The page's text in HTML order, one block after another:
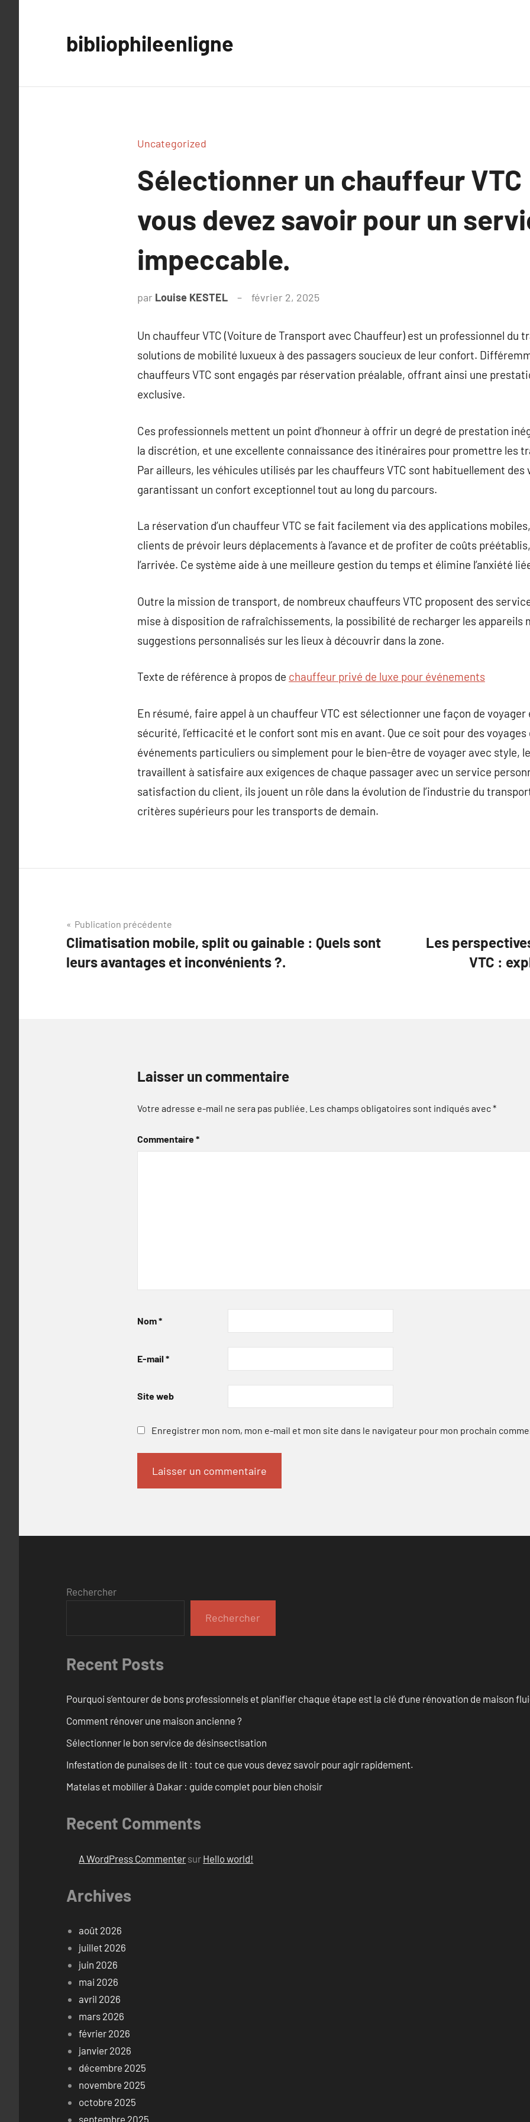
bibliophileenligne
Uncategorized
Sélectionner un chauffeur VTC
vous devez savoir pour un
impeccable.
par Louise KESTEL février 2, 2025
Un chauffeur VTC (Voiture de Transport avec Chauffeur) est un professionnel du
solutions de mobilité luxueux à des passagers soucieux de leur confort.
chauffeurs VTC sont engagés par réservation préalable, offrant ainsi une
exclusive.
Ces professionnels mettent un point d’honneur à offrir un degré de prestation
la discrétion, et une excellente connaissance des itinéraires pour promettre les
Par ailleurs, les véhicules utilisés par les chauffeurs VTC sont habituellement des
garantissant un confort exceptionnel tout au long du parcours.
La réservation d’un chauffeur VTC se fait facilement via des applications
clients de prévoir leurs déplacements à l’avance et de profiter de coûts
l’arrivée. Ce système aide à une meilleure gestion du temps et élimine l’anxiété
Outre la mission de transport, de nombreux chauffeurs VTC proposent des
mise à disposition de rafraîchissements, la possibilité de recharger les appareils
suggestions personnalisés sur les lieux à découvrir dans la zone.
Texte de référence à propos de chauffeur privé de luxe pour événements
En résumé, faire appel à un chauffeur VTC est sélectionner une façon de voyager
sécurité, l’efficacité et le confort sont mis en avant. Que ce soit pour des voyages
événements particuliers ou simplement pour le bien-être de voyager avec style,
travaillent à satisfaire aux exigences de chaque passager avec un service
satisfaction du client, ils jouent un rôle dans la évolution de l’industrie du
critères supérieurs pour les transports de demain.
Navigation
de
l’article
Publication précédente
Climatisation mobile, split ou gainable : Quels sont
leurs avantages et inconvénients ?.
Les
VTC :
Laisser un commentaire
Votre adresse e-mail ne sera pas publiée. Les champs obligatoires sont indiqués avec*
Commentaire*
Nom*
E-mail *
Site web
Enregistrer mon nom, mon e-mail et mon site dans le navigateur pour mon prochain
Rechercher
Rechercher
Recent Posts
Pourquoi s’entourer de bons professionnels et planifier chaque étape est la clé d’une rénovation de maison
Comment rénover une maison ancienne ?
Sélectionner le bon service de désinsectisation
Infestation de punaises de lit : tout ce que vous devez savoir pour agir rapidement.
Matelas et mobilier à Dakar : guide complet pour bien choisir
Recent Comments
A WordPress Commenter sur Hello world!
Archives
août 2026
juillet 2026
juin 2026
mai 2026
avril 2026
mars 2026
février 2026
janvier 2026
décembre 2025
novembre 2025
octobre 2025
septembre 2025